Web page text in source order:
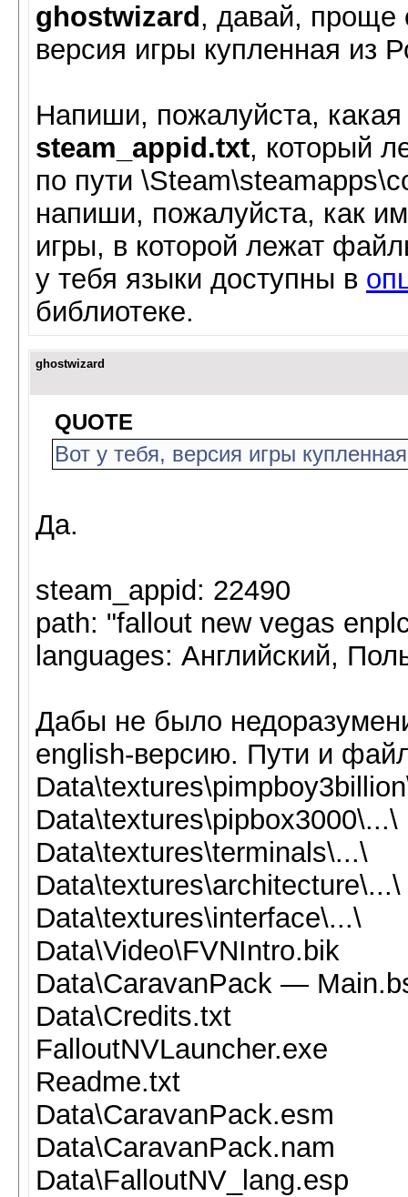
ghostwizard, давай, проще
версия игры купленная из
Напиши, пожалуйста,
steam_appid.txt, который
по пути
напиши, пожалуйста, как
игры, в которой лежат
у тебя языки доступны в
библиотеке.
ghostwizard
QUOTE
Вот у тебя, версия игры
Да.
steam_appid: 22490
path: "fallout new vegas
languages: Английский,
Дабы не было
english-версию. Пути и
Data\textures\pipbox3000\...\
Data\textures\terminals\...\
Data\textures\architecture\...\
Data\textures\interface\...\
Data\Video\FVNIntro.bik
Data\CaravanPack —
Data\Credits.txt
FalloutNVLauncher.exe
Readme.txt
Data\CaravanPack.esm
Data\CaravanPack.nam
Data\FalloutNV_lang.esp